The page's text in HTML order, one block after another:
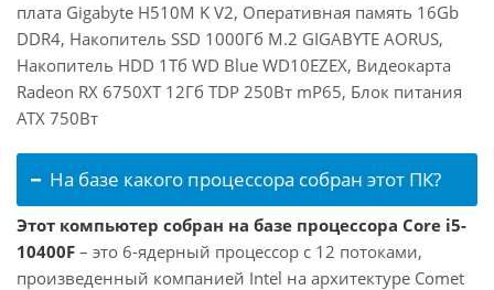
плата Gigabyte H510M K V2, Оперативная память 16Gb
DDR4, Накопитель SSD 1000Гб M.2 GIGABYTE AORUS,
Накопитель HDD 1Тб WD Blue WD10EZEX, Видеокарта
Radeon RX 6750XT 12Гб TDP 250Вт mP65, Блок питания
ATX 750Вт
На базе какого процессора собран этот ПК?
Этот компьютер собран на базе процессора Core i5-
10400F – это 6-ядерный процессор с 12 потоками,
произведенный компанией Intel на архитектуре Comet